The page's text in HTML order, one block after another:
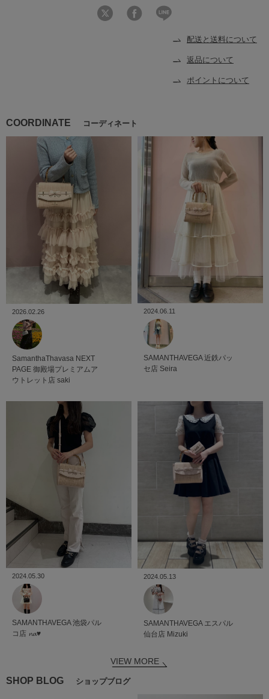
配送と送料について
返品について
ポイントについて
COORDINATE コーディネート
2026.02.26
SamanthaThavasa NEXT
PAGE 御殿場プレミアムア
ウトレット店 saki
2024.06.11
SAMANTHAVEGA 近鉄パッ
セ店 Seira
2024.05.30
SAMANTHAVEGA 池袋パル
コ店 𝓷𝓪♥
2024.05.13
SAMANTHAVEGA エスパル
仙台店 Mizuki
VIEW MORE
SHOP BLOG ショップブログ